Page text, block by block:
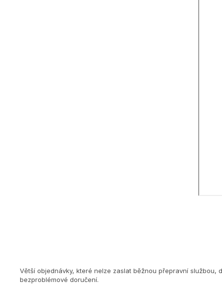
Větší objednávky, které nelze zaslat běžnou přepravní službou,
bezproblémové doručení.